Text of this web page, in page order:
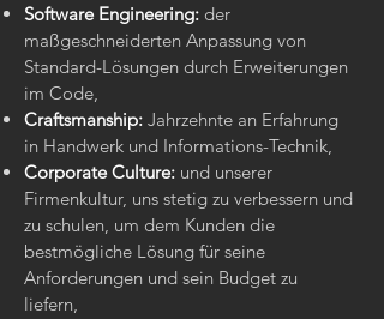
Software Engineering: der
maßgeschneiderten Anpassung von
Standard-Lösungen durch Erweiterungen
im Code,
Craftsmanship: Jahrzehnte an Erfahrung
in Handwerk und Informations-Technik,
Corporate Culture: und unserer
Firmenkultur, uns stetig zu verbessern und
zu schulen, um dem Kunden die
bestmögliche Lösung für seine
Anforderungen und sein Budget zu
liefern,